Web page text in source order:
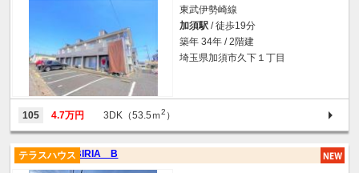
東武伊勢崎線
加須駅 / 徒歩19分
築年 34年 / 2階建
埼玉県加須市久下１丁目
105 4.7万円 3DK（53.5ｍ2 ）
BIRIA B
テラスハウス